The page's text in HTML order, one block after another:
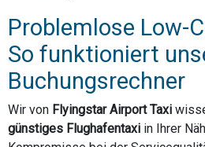
Problemlose Low-
So funktioniert
Buchungsrechner
Wir von Flyingstar Airport Taxi
günstiges Flughafentaxi in Ihrer